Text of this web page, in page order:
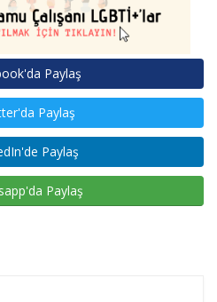
Paylaş
Paylaş
Paylaş
Paylaş